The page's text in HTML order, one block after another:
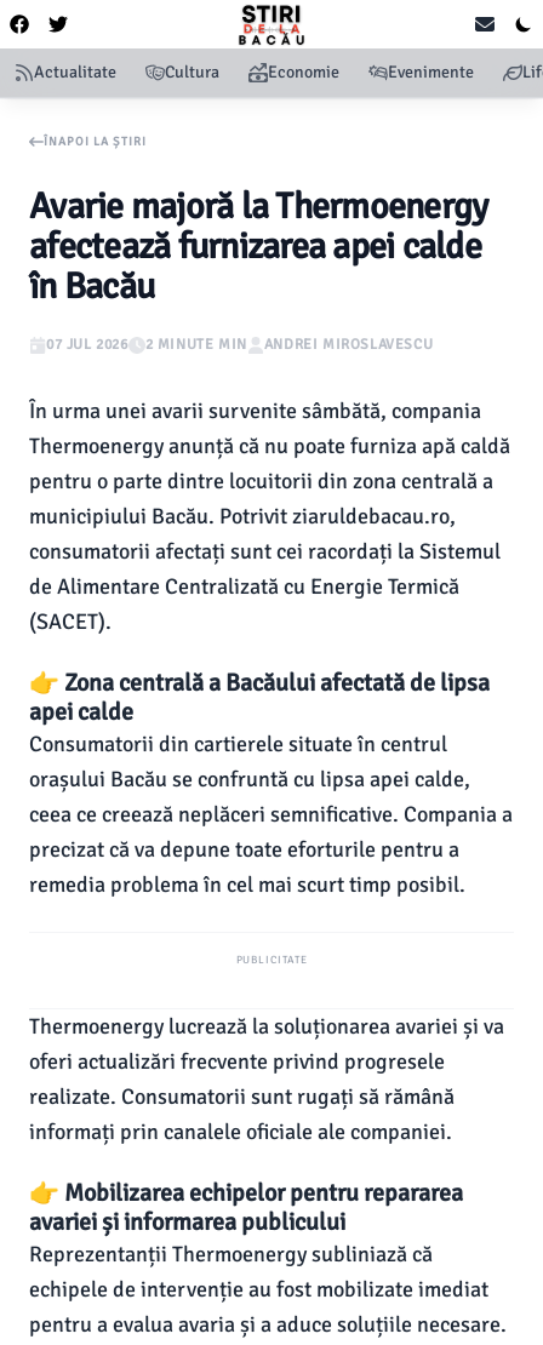
Actualitate Cultura Economie Evenimente
ÎNAPOI LA ȘTIRI
Avarie majoră la Thermoenergy
afectează furnizarea apei calde
în Bacău
07 JUL 2026 2 MINUTE MIN ANDREI MIROSLAVESCU
În urma unei avarii survenite sâmbătă, compania
Thermoenergy anunță că nu poate furniza apă caldă
pentru o parte dintre locuitorii din zona centrală a
municipiului Bacău. Potrivit ziaruldebacau.ro,
consumatorii afectați sunt cei racordați la Sistemul
de Alimentare Centralizată cu Energie Termică
(SACET).
👉 Zona centrală a Bacăului afectată de lipsa
apei calde
Consumatorii din cartierele situate în centrul
orașului Bacău se confruntă cu lipsa apei calde,
ceea ce creează neplăceri semnificative. Compania a
precizat că va depune toate eforturile pentru a
remedia problema în cel mai scurt timp posibil.
PUBLICITATE
Thermoenergy lucrează la soluționarea avariei și va
oferi actualizări frecvente privind progresele
realizate. Consumatorii sunt rugați să rămână
informați prin canalele oficiale ale companiei.
👉 Mobilizarea echipelor pentru repararea
avariei și informarea publicului
Reprezentanții Thermoenergy subliniază că
echipele de intervenție au fost mobilizate imediat
pentru a evalua avaria și a aduce soluțiile necesare.